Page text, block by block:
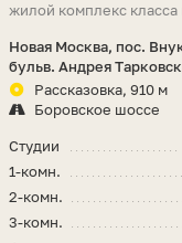
жилой комплекс
Новая Москва, пос.
бульв. Андрея
Рассказовка, 910 м
Боровское шоссе
Студии
1-комн.
2-комн.
3-комн.